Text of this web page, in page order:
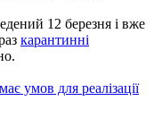
12 березня і вже
карантинні
умов для реалізації